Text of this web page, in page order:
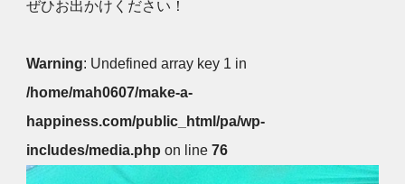
ぜひお出かけください！
Warning: Undefined array key 1 in
/home/mah0607/make-a-
happiness.com/public_html/pa/wp-
includes/media.php on line 76